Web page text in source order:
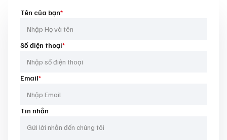
Tên của bạn*
Số điện thoại*
Email*
Tin nhắn